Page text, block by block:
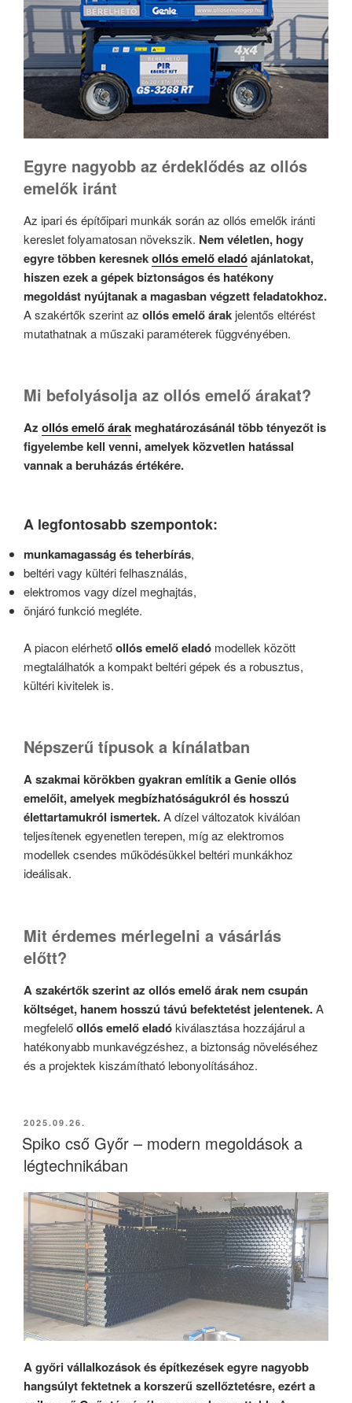
Egyre nagyobb az érdeklődés az ollós
emelők iránt
Az ipari és építőipari munkák során az ollós emelők iránti
kereslet folyamatosan növekszik. Nem véletlen, hogy
egyre többen keresnekollós emelő eladóajánlatokat,
hiszen ezek a gépek biztonságos és hatékony
megoldást nyújtanak a magasban végzett feladatokhoz.
A szakértők szerint az ollós emelő árak jelentős eltérést
mutathatnak a műszaki paraméterek függvényében.
Mi befolyásolja az ollós emelő árakat?
Az ollós emelő árak meghatározásánál több tényezőt is
figyelembe kell venni, amelyek közvetlen hatással
vannak a beruházás értékére.
A legfontosabb szempontok:
munkamagasság és teherbírás,
beltéri vagy kültéri felhasználás,
elektromos vagy dízel meghajtás,
önjáró funkció megléte.
A piacon elérhetőollós emelő eladó modellek között
megtalálhatók a kompakt beltéri gépek és a robusztus,
kültéri kivitelek is.
Népszerű típusok a kínálatban
A szakmai körökben gyakran említik a Genie ollós
emelőit, amelyek megbízhatóságukról és hosszú
élettartamukról ismertek.A dízel változatok kiválóan
teljesítenek egyenetlen terepen, míg az elektromos
modellek csendes működésükkel beltéri munkákhoz
ideálisak.
Mit érdemes mérlegelni a vásárlás
előtt?
A szakértők szerint az ollós emelő árak nem csupán
költséget, hanem hosszú távú befektetést jelentenek.A
megfelelőollós emelő eladókiválasztása hozzájárul a
hatékonyabb munkavégzéshez, a biztonság növeléséhez
és a projektek kiszámítható lebonyolításához.
BEKÜLDVE:
2025.09.26.
Spiko cső Győr – modern megoldások a
légtechnikában
A győri vállalkozások és építkezések egyre nagyobb
hangsúlyt fektetnek a korszerű szellőztetésre, ezért a